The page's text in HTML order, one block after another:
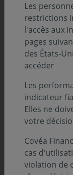
à la Maison de
première fois.
particularité de
l’appartenance
jouant
soudainement
dans des parties
Les
restrictions
l'accès aux
pages
des États-
accéder
Les
indicateur
Elles ne
votre
Covéa
cas
violation de